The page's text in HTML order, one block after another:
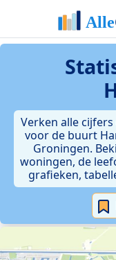
Verken alle
voor de buurt
Groningen.
woningen, de
grafieken,